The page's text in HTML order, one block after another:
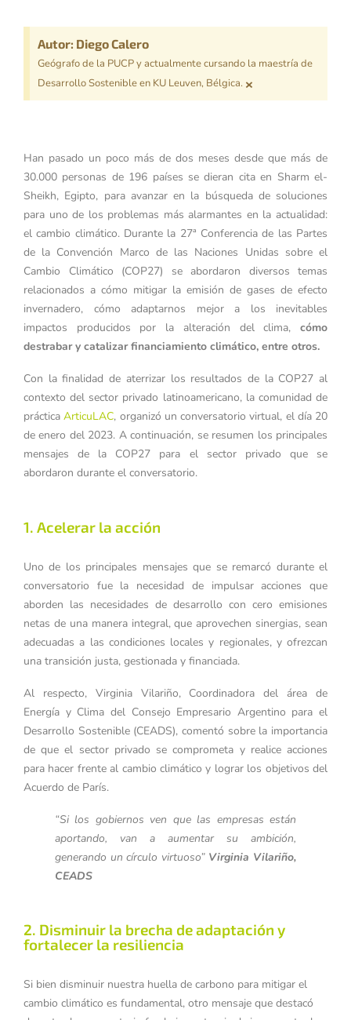
Autor: Diego Calero
Geógrafo de la PUCP y actualmente cursando la maestría de
Desarrollo Sostenible en KU Leuven, Bélgica. ×
Han pasado un poco más de dos meses desde que más de
30.000 personas de 196 países se dieran cita en Sharm el-
Sheikh, Egipto, para avanzar en la búsqueda de soluciones
para uno de los problemas más alarmantes en la actualidad:
el cambio climático. Durante la 27ª Conferencia de las Partes
de la Convención Marco de las Naciones Unidas sobre el
Cambio Climático (COP27) se abordaron diversos temas
relacionados a cómo mitigar la emisión de gases de efecto
invernadero, cómo adaptarnos mejor a los inevitables
impactos producidos por la alteración del clima, cómo
destrabar y catalizarfinanciamiento climático, entre otros.
Con la finalidad de aterrizar los resultados de la COP27 al
contexto del sector privado latinoamericano, la comunidad de
práctica ArticuLAC, organizó un conversatorio virtual, el día 20
de enero del 2023. A continuación, se resumen los principales
mensajes de la COP27 para el sector privado que se
abordaron durante el conversatorio.
1. Acelerar la acción
Uno de los principales mensajes que se remarcó durante el
conversatorio fue la necesidad de impulsar acciones que
aborden las necesidades de desarrollo con cero emisiones
netas de una manera integral, que aprovechen sinergias, sean
adecuadas a las condiciones locales y regionales, y ofrezcan
una transición justa, gestionada y financiada.
Al respecto, Virginia Vilariño, Coordinadora del área de
Energía y Clima del Consejo Empresario Argentino para el
Desarrollo Sostenible (CEADS), comentó sobre la importancia
de que el sector privado se comprometa y realice acciones
para hacer frente al cambio climático y lograr los objetivos del
Acuerdo de París.
“Si los gobiernos ven que las empresas están
aportando, van a aumentar su ambición,
generando un círculo virtuoso” Virginia Vilariño,
CEADS
2. Disminuir la brecha de adaptación y
fortalecer la resiliencia
Si bien disminuir nuestra huella de carbono para mitigar el
cambio climático es fundamental, otro mensaje que destacó